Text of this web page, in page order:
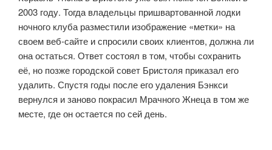
2003 году. Тогда владельцы пришвартованной лодки
ночного клуба разместили изображение «метки» на
своем веб-сайте и спросили своих клиентов, должна ли
она остаться. Ответ состоял в том, чтобы сохранить
её, но позже городской совет Бристоля приказал его
удалить. Спустя годы после его удаления Бэнкси
вернулся и заново покрасил Мрачного Жнеца в том же
месте, где он остается по сей день.